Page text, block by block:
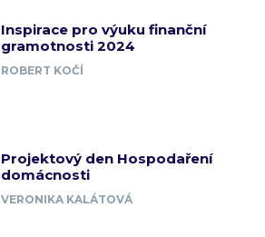
Inspirace pro výuku finanční
gramotnosti 2024
ROBERT KOČÍ
Projektový den Hospodaření
domácnosti
VERONIKA KALÁTOVÁ